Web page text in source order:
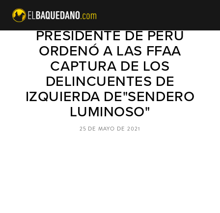
ANTE ATAQUE GUERRILLERO
PRESIDENTE DE PERÚ
ORDENÓ A LAS FFAA
CAPTURA DE LOS
DELINCUENTES DE
IZQUIERDA DE"SENDERO
LUMINOSO"
25 DE MAYO DE 2021